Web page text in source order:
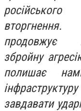
продовжує
збройну
полишає
завдавати